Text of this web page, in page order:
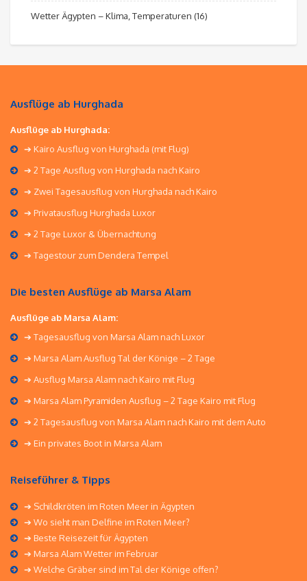
Wetter Ägypten – Klima, Temperaturen (16)
Ausflüge ab Hurghada
Ausflüge ab Hurghada:
➔ Kairo Ausflug von Hurghada (mit Flug)
➔ 2 Tage Ausflug von Hurghada nach Kairo
➔ Zwei Tagesausflug von Hurghada nach Kairo
➔ Privatausflug Hurghada Luxor
➔ 2 Tage Luxor & Übernachtung
➔ Tagestour zum Dendera Tempel
Die besten Ausflüge ab Marsa Alam
Ausflüge ab Marsa Alam:
➔ Tagesausflug von Marsa Alam nach Luxor
➔ Marsa Alam Ausflug Tal der Könige – 2 Tage
➔ Ausflug Marsa Alam nach Kairo mit Flug
➔ Marsa Alam Pyramiden Ausflug – 2 Tage Kairo mit Flug
➔ 2 Tagesausflug von Marsa Alam nach Kairo mit dem Auto
➔ Ein privates Boot in Marsa Alam
Reiseführer & Tipps
➔ Schildkröten im Roten Meer in Ägypten
➔ Wo sieht man Delfine im Roten Meer?
➔ Beste Reisezeit für Ägypten
➔ Marsa Alam Wetter im Februar
➔ Welche Gräber sind im Tal der Könige offen?